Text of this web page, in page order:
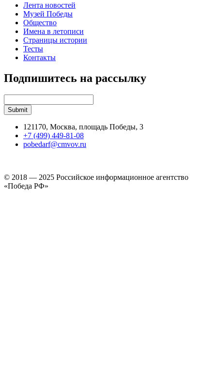
Лента новостей
Музей Победы
Общество
Имена в летописи
Страницы истории
Тесты
Контакты
Подпишитесь на рассылку
121170, Москва, площадь Победы, 3
+7 (499) 449-81-08
pobedarf@cmvov.ru
© 2018 — 2025 Российское информационное агентство
«Победа РФ»